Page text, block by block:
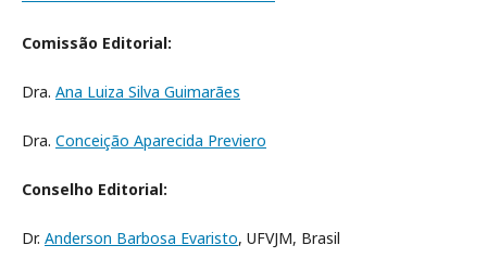
Comissão Editorial:
Dra. Ana Luiza Silva Guimarães
Dra. Conceição Aparecida Previero
Conselho Editorial:
Dr. Anderson Barbosa Evaristo, UFVJM, Brasil